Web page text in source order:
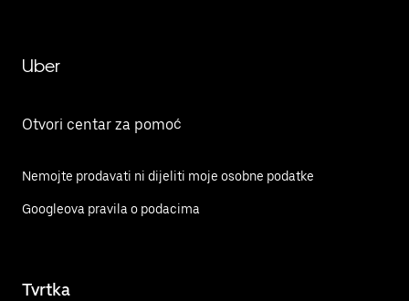
Uber
Otvori centar za pomoć
Nemojte prodavati ni dijeliti moje osobne podatke
Googleova pravila o podacima
Tvrtka